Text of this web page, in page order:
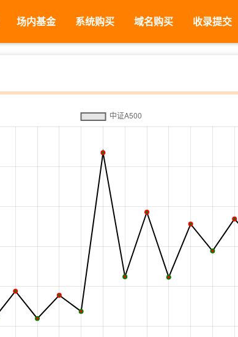
场内基金 系统购买 域名购买 收录提交